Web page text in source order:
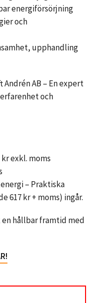
energiförsörjning
och
upphandling
Andrén AB – En expert
och
kr exkl. moms
– Praktiska
617 kr + moms) ingår.
hållbar framtid med